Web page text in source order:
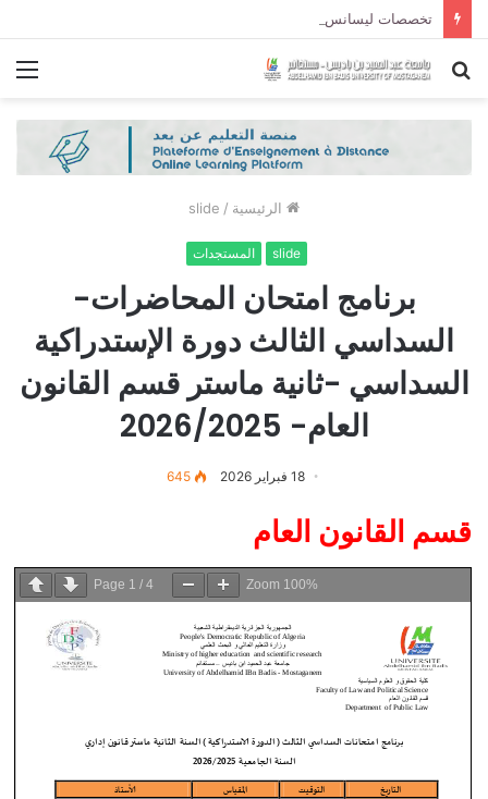
بحث
الرئيسية /
slide
slide المستجدات
برنامج امتحان المحاضرات-
السداسي الثالث دورة الإستدراكية
السداسي -ثانية ماستر قسم القانون
العام- 2026/2025
18 فبراير 2026 645
قسم القانون العام
Page 1 / 4 Zoom 100%